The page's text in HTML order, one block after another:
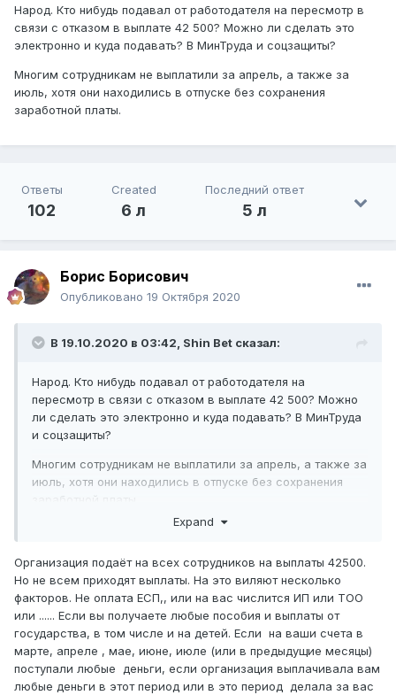
Народ. Кто нибудь подавал от работодателя на пересмотр в
связи с отказом в выплате 42 500? Можно ли сделать это
электронно и куда подавать? В МинТруда и соцзащиты?
Многим сотрудникам не выплатили за апрель, а также за
июль, хотя они находились в отпуске без сохранения
заработной платы.
Ответы
102
Created
6 л
Последний ответ
5 л
Борис Борисович
Опубликовано 19 Октября 2020
В 19.10.2020 в 03:42, Shin Bet сказал:
Народ. Кто нибудь подавал от работодателя на
пересмотр в связи с отказом в выплате 42 500? Можно
ли сделать это электронно и куда подавать? В МинТруда
и соцзащиты?
Многим сотрудникам не выплатили за апрель, а также за
июль, хотя они находились в отпуске без сохранения
заработной платы.
Expand
Организация подаёт на всех сотрудников на выплаты 42500.
Но не всем приходят выплаты. На это виляют несколько
факторов. Не оплата ЕСП,, или на вас числится ИП или ТОО
или ...... Если вы получаете любые пособия и выплаты от
государства, в том числе и на детей. Если на ваши счета в
марте, апреле , мае, июне, июле (или в предыдущие месяцы)
поступали любые деньги, если организация выплачивала вам
любые деньги в этот период или в это период делала за вас